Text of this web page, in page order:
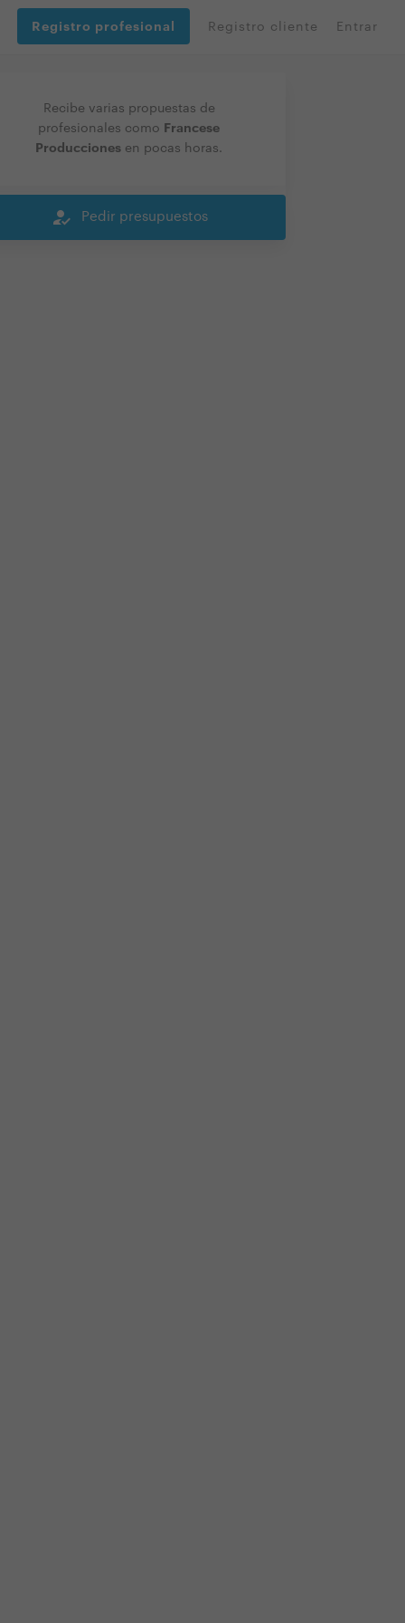
Registro profesional Registro cliente Entrar
Recibe varias propuestas de
profesionales como Francese
Producciones en pocas horas.
how_to_reg Pedir presupuestos